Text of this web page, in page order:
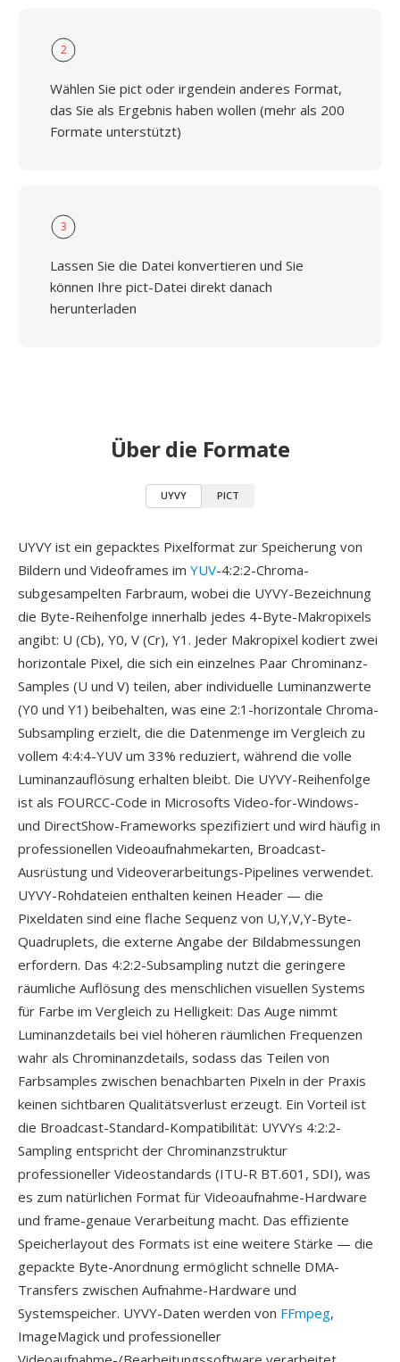
2
Wählen Sie pict oder irgendein anderes Format,
das Sie als Ergebnis haben wollen (mehr als 200
Formate unterstützt)
3
Lassen Sie die Datei konvertieren und Sie
können Ihre pict-Datei direkt danach
herunterladen
Über die Formate
UYVY PICT
UYVY ist ein gepacktes Pixelformat zur Speicherung von
Bildern und Videoframes im YUV-4:2:2-Chroma-
subgesampelten Farbraum, wobei die UYVY-Bezeichnung
die Byte-Reihenfolge innerhalb jedes 4-Byte-Makropixels
angibt: U (Cb), Y0, V (Cr), Y1. Jeder Makropixel kodiert zwei
horizontale Pixel, die sich ein einzelnes Paar Chrominanz-
Samples (U und V) teilen, aber individuelle Luminanzwerte
(Y0 und Y1) beibehalten, was eine 2:1-horizontale Chroma-
Subsampling erzielt, die die Datenmenge im Vergleich zu
vollem 4:4:4-YUV um 33% reduziert, während die volle
Luminanzauflösung erhalten bleibt. Die UYVY-Reihenfolge
ist als FOURCC-Code in Microsofts Video-for-Windows-
und DirectShow-Frameworks spezifiziert und wird häufig in
professionellen Videoaufnahmekarten, Broadcast-
Ausrüstung und Videoverarbeitungs-Pipelines verwendet.
UYVY-Rohdateien enthalten keinen Header — die
Pixeldaten sind eine flache Sequenz von U,Y,V,Y-Byte-
Quadruplets, die externe Angabe der Bildabmessungen
erfordern. Das 4:2:2-Subsampling nutzt die geringere
räumliche Auflösung des menschlichen visuellen Systems
für Farbe im Vergleich zu Helligkeit: Das Auge nimmt
Luminanzdetails bei viel höheren räumlichen Frequenzen
wahr als Chrominanzdetails, sodass das Teilen von
Farbsamples zwischen benachbarten Pixeln in der Praxis
keinen sichtbaren Qualitätsverlust erzeugt. Ein Vorteil ist
die Broadcast-Standard-Kompatibilität: UYVYs 4:2:2-
Sampling entspricht der Chrominanzstruktur
professioneller Videostandards (ITU-R BT.601, SDI), was
es zum natürlichen Format für Videoaufnahme-Hardware
und frame-genaue Verarbeitung macht. Das effiziente
Speicherlayout des Formats ist eine weitere Stärke — die
gepackte Byte-Anordnung ermöglicht schnelle DMA-
Transfers zwischen Aufnahme-Hardware und
Systemspeicher. UYVY-Daten werden von FFmpeg,
ImageMagick und professioneller